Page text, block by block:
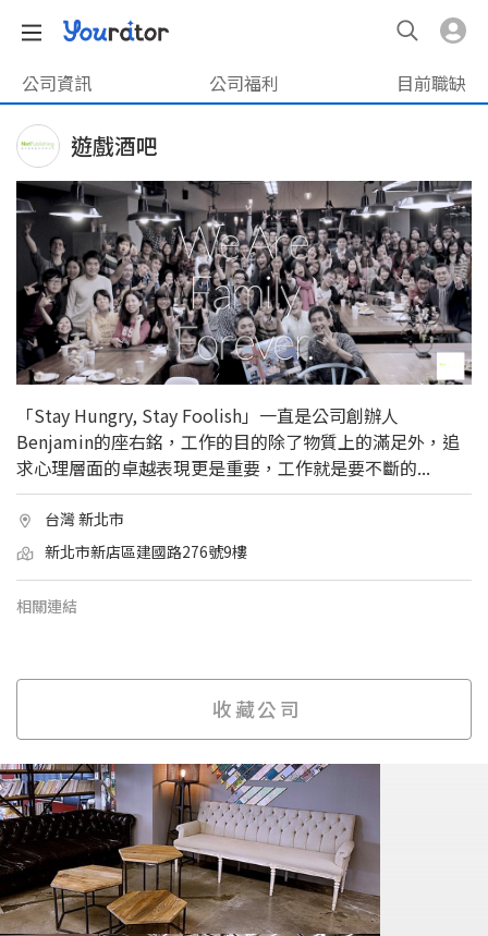
公司資訊 公司福利 目前職缺
遊戲酒吧
「Stay Hungry, Stay Foolish」一直是公司創辦人
Benjamin的座右銘，工作的目的除了物質上的滿足外，追
求心理層面的卓越表現更是重要，工作就是要不斷的...
台灣 新北市
新北市新店區建國路276號9樓
相關連結
收藏公司